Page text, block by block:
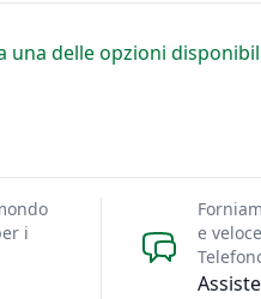
una delle opzioni
i
e